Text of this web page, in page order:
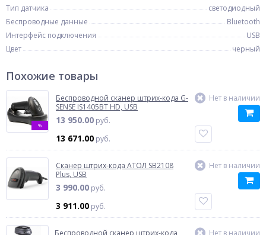
Тип датчика
светодиодный
Беспроводные данные
Bluetooth
Интерфейс подключения
USB
Цвет
черный
Похожие товары
%
Беспроводной сканер штрих-кода G-
SENSE IS1405BT HD, USB
13 950.00 руб.
13 671.00 руб.
Нет в наличии
Сканер штрих-кода АТОЛ SB2108
Plus, USB
3 990.00 руб.
3 911.00 руб.
Нет в наличии
Беспроводной сканер штрих-кода Нет в наличии